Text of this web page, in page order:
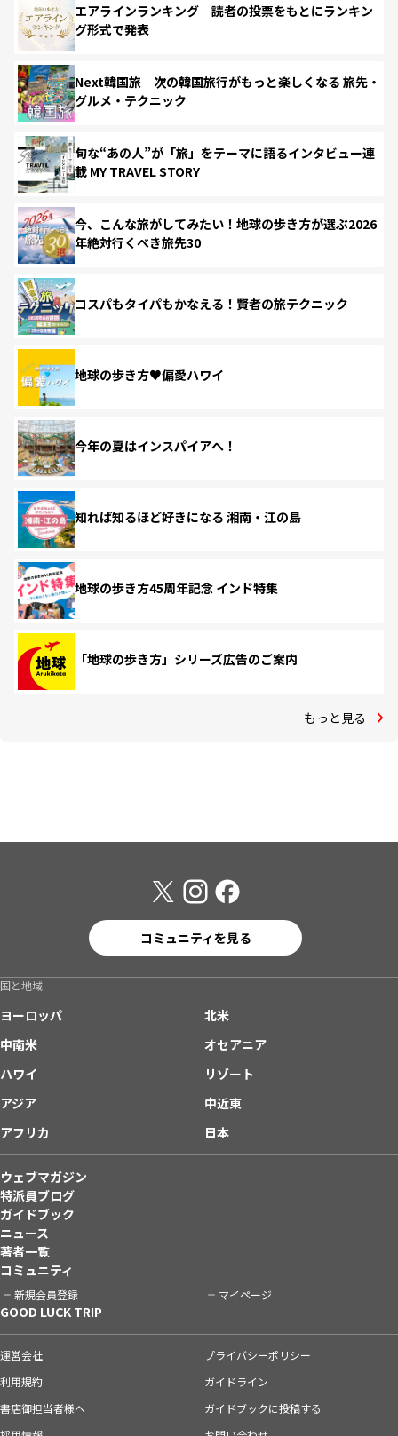
エアラインランキング 読者の投票をもとにランキン
グ形式で発表
Next韓国旅 次の韓国旅行がもっと楽しくなる 旅先・
グルメ・テクニック
旬な“あの人”が「旅」をテーマに語るインタビュー連
載 MY TRAVEL STORY
今、こんな旅がしてみたい！地球の歩き方が選ぶ2026
年絶対行くべき旅先30
コスパもタイパもかなえる！賢者の旅テクニック
地球の歩き方♥偏愛ハワイ
今年の夏はインスパイアへ！
知れば知るほど好きになる 湘南・江の島
地球の歩き方45周年記念 インド特集
「地球の歩き方」シリーズ広告のご案内
もっと見る
コミュニティを見る
国と地域
ヨーロッパ
北米
中南米
オセアニア
ハワイ
リゾート
アジア
中近東
アフリカ
日本
ウェブマガジン
特派員ブログ
ガイドブック
ニュース
著者一覧
コミュニティ
新規会員登録 マイページ
GOOD LUCK TRIP
運営会社
プライバシーポリシー
利用規約
ガイドライン
書店御担当者様へ
ガイドブックに投稿する